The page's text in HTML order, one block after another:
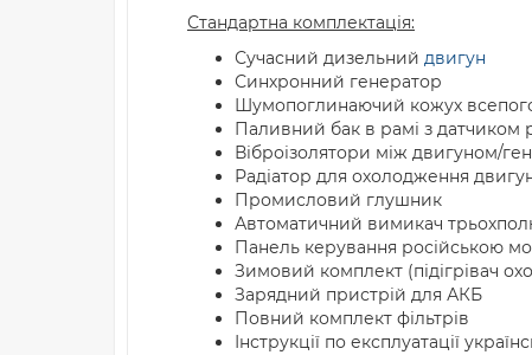
Стандартна комплектація:
Сучасний дизельний двигун
Синхронний генератор
Шумопоглинаючий кожух
Паливний бак в рамі з датчиком
Віброізолятори між двигуном/
Радіатор для охолодження
Промисловий глушник
Автоматичний вимикач
Панель керування російською
Зимовий комплект (підігрівач
Зарядний пристрій для АКБ
Повний комплект фільтрів
Інструкції по експлуатації